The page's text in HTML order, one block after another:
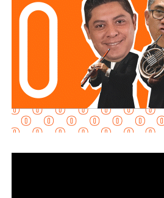
forzar las páginas de Facebook
de prensa.
Pocas veces he visto medios
construcción de estructura
movilidad, como dicen los
solamente a
favorecer la
¿Quién se acuerda de los
en el que quiere cruzar la calle